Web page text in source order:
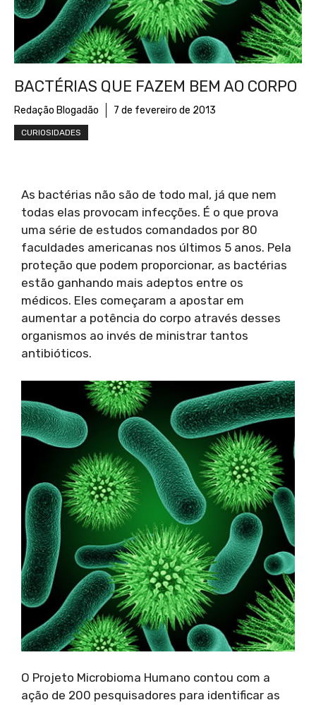
BACTÉRIAS QUE FAZEM BEM AO CORPO
Redação Blogadão 7 de fevereiro de 2013
CURIOSIDADES
As bactérias não são de todo mal, já que nem
todas elas provocam infecções. É o que prova
uma série de estudos comandados por 80
faculdades americanas nos últimos 5 anos. Pela
proteção que podem proporcionar, as bactérias
estão ganhando mais adeptos entre os
médicos. Eles começaram a apostar em
aumentar a potência do corpo através desses
organismos ao invés de ministrar tantos
antibióticos.
O Projeto Microbioma Humano contou com a
ação de 200 pesquisadores para identificar as